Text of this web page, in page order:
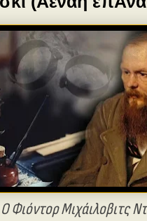
Ο Φιόντορ Μιχάιλοβιτς